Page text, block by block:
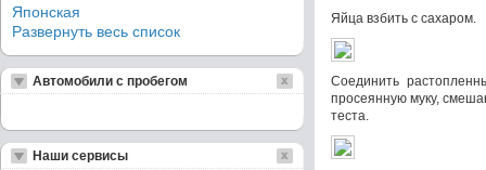
Яйца взбить с сахаром.
Соединить
просеянную муку,
теста.
Японская
Развернуть весь список
Автомобили с пробегом
Наши сервисы